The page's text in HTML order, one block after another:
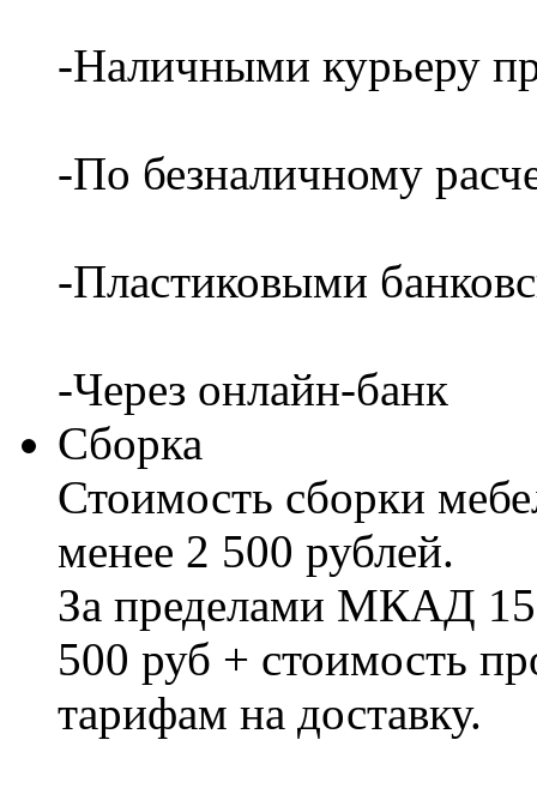
-Наличными курьеру
-По безналичному
-Пластиковыми
-Через онлайн-банк
Сборка
Стоимость сборки
менее 2 500 рублей.
За пределами МКАД
500 руб + стоимость
тарифам на доставку.